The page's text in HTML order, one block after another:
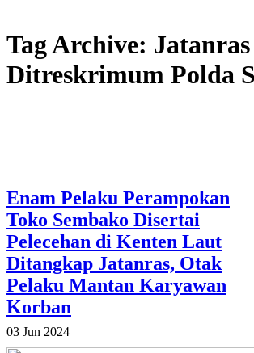
Tag Archive: Jatanras
Ditreskrimum Polda
Enam Pelaku Perampokan
Toko Sembako Disertai
Pelecehan di Kenten Laut
Ditangkap Jatanras, Otak
Pelaku Mantan Karyawan
Korban
03 Jun 2024